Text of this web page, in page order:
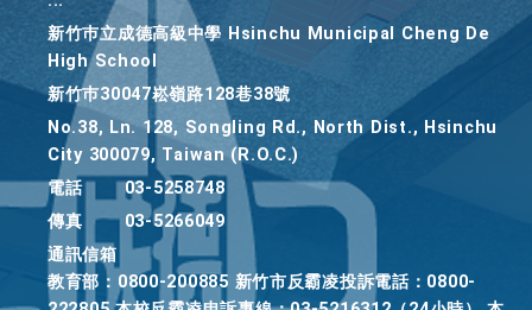
新竹巿立成德高級中學 Hsinchu Municipal Cheng De
High School
新竹巿30047崧嶺路128巷38號
No.38, Ln. 128, Songling Rd., North Dist., Hsinchu
City 300079, Taiwan (R.O.C.)
電話
03-5258748
傳真
03-5266049
通訊信箱
教育部：0800-200885 新竹市反霸凌投訴電話：0800-